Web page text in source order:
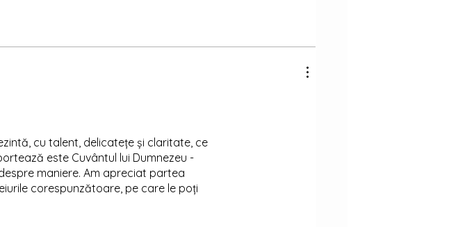
cu talent, delicatețe și claritate, ce
este Cuvântul lui Dumnezeu -
maniere. Am apreciat partea
corespunzătoare, pe care le poți